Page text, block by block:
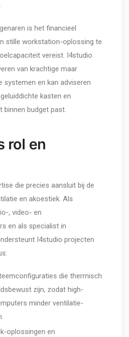
is het financieel
stille workstation-oplossing te
vereist. I4studio
van krachtige maar
systemen en kan adviseren
kasten en
binnen budget past.
rol en
die precies aansluit bij de
en akoestiek. Als
, video- en
en als specialist in
I4studio projecten
die thermisch
zijn, zodat high-
minder ventilatie-
oplossingen en